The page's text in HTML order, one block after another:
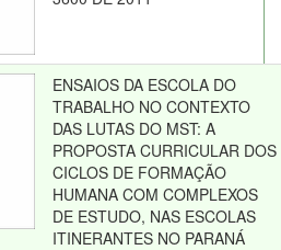
ENSAIOS DA ESCOLA DO
TRABALHO NO CONTEXTO
DAS LUTAS DO MST: A
PROPOSTA CURRICULAR DOS
CICLOS DE FORMAÇÃO
HUMANA COM COMPLEXOS
DE ESTUDO, NAS ESCOLAS
ITINERANTES NO PARANÁ